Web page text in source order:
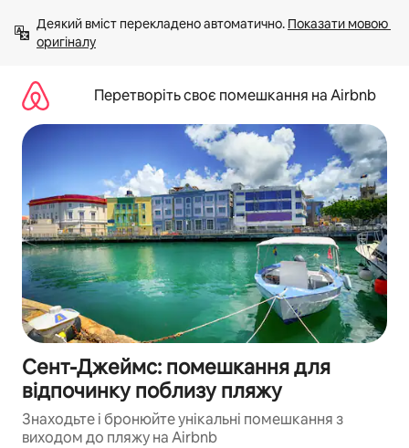
вмісту
Деякий вміст перекладено автоматично. Показати мовою
оригіналу
Перетворіть своє помешкання на Airbnb
Сент-Джеймс: помешкання для
відпочинку поблизу пляжу
Знаходьте і бронюйте унікальні помешкання з
виходом до пляжу на Airbnb